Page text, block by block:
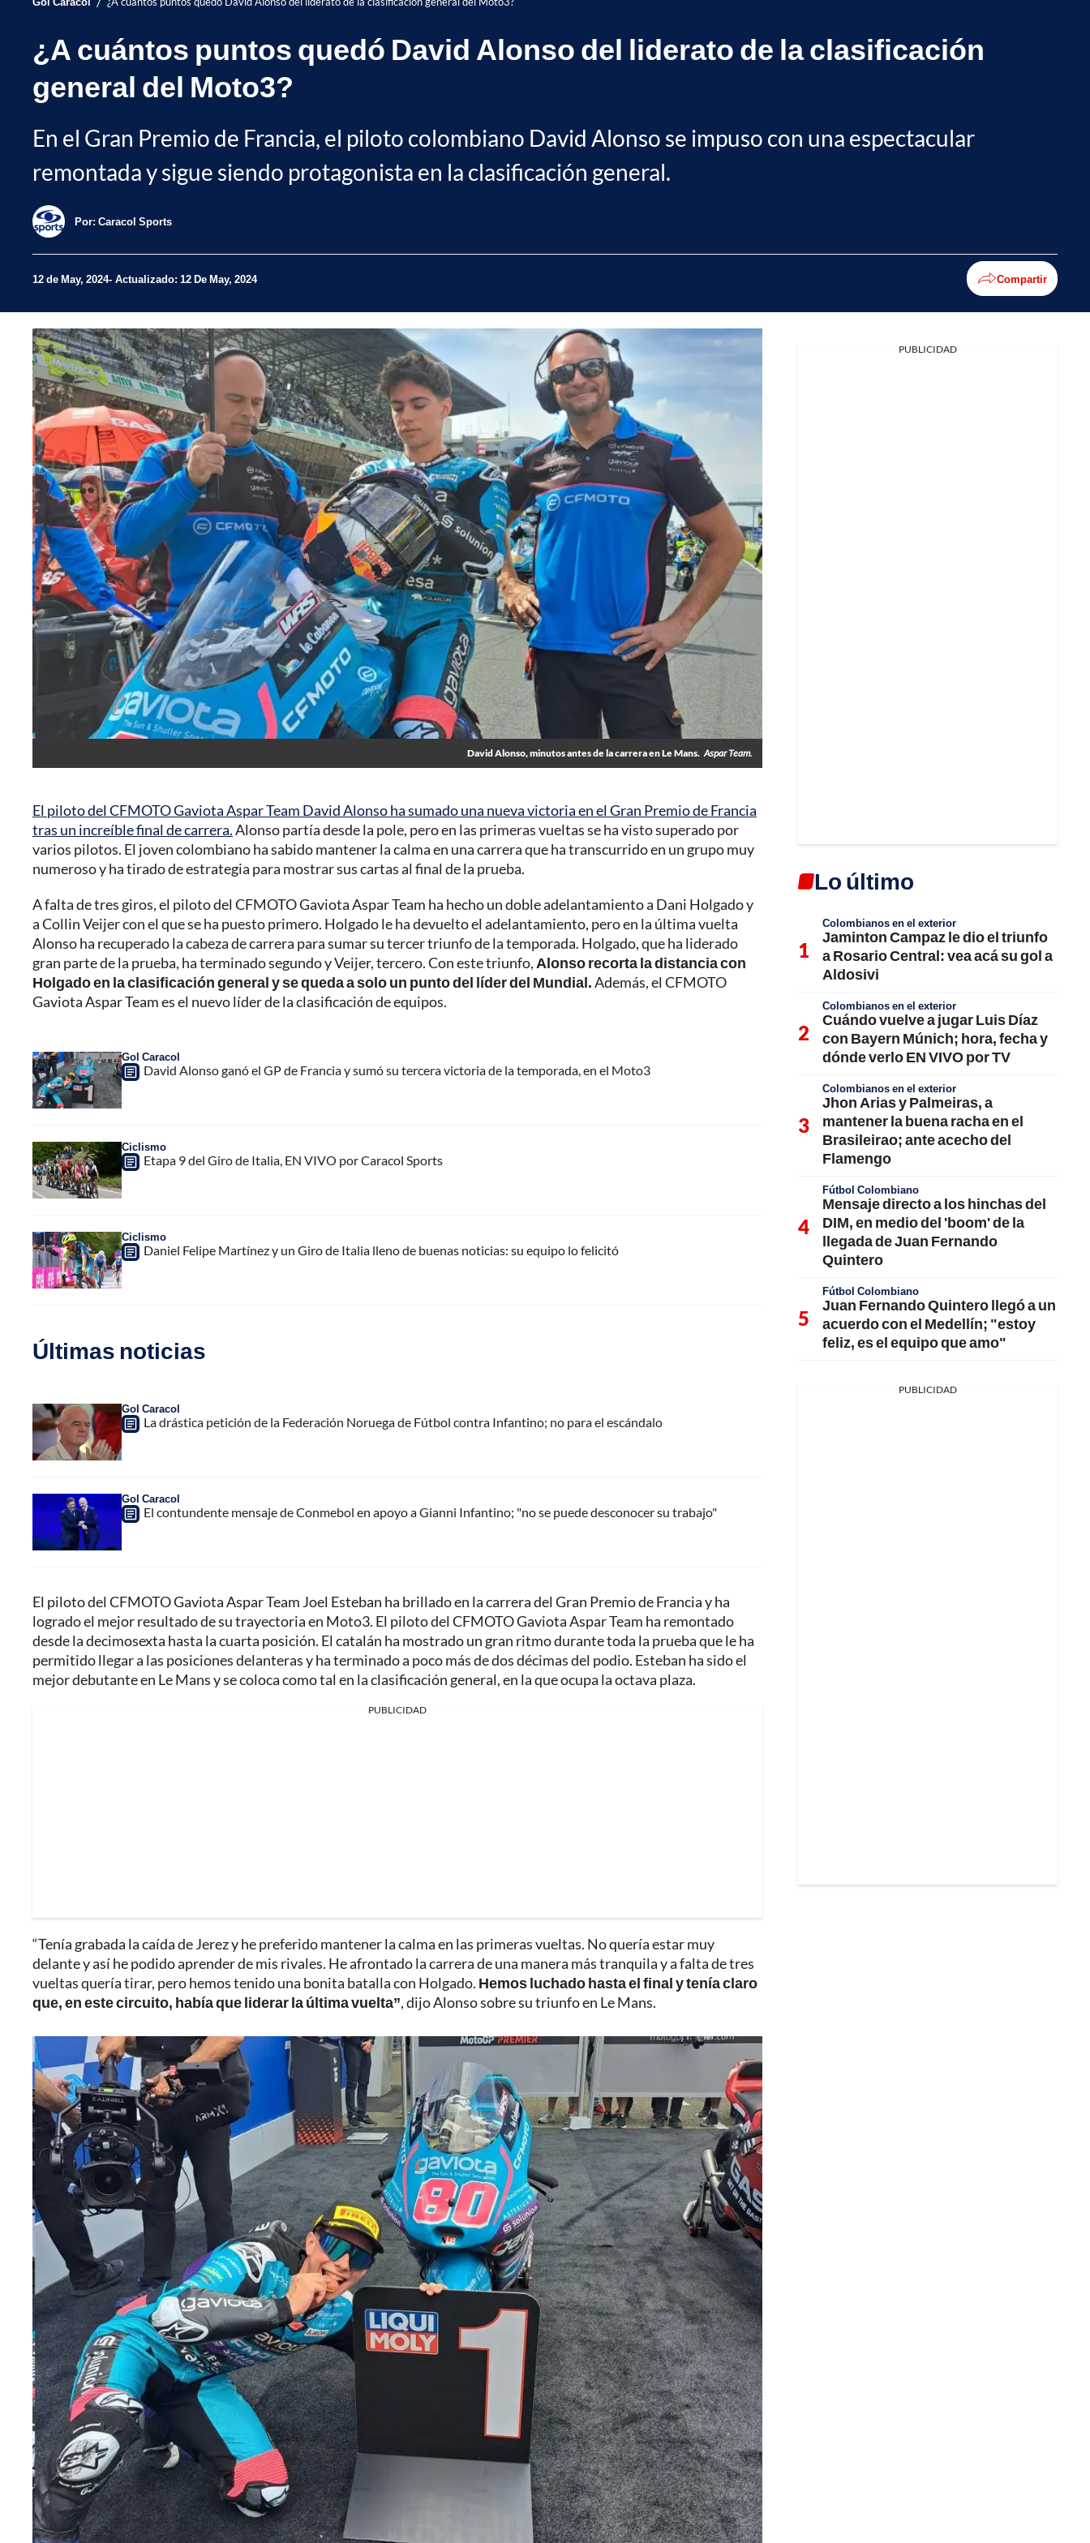
¿A cuántos puntos quedó David Alonso del liderato de la clasificación
general del Moto3?
En el Gran Premio de Francia, el piloto colombiano David Alonso se impuso con una espectacular
remontada y sigue siendo protagonista en la clasificación general.
Por: Caracol Sports
12 de May, 2024 Actualizado: 12 De May, 2024 Compartir
David Alonso, minutos antes de la carrera en Le Mans. Aspar Team.
El piloto del CFMOTO Gaviota Aspar Team David Alonso ha sumado una nueva victoria en el Gran Premio de Francia
tras un increíble final de carrera.Alonso partía desde la pole, pero en las primeras vueltas se ha visto superado por
varios pilotos. El joven colombiano ha sabido mantener la calma en una carrera que ha transcurrido en un grupo muy
numeroso y ha tirado de estrategia para mostrar sus cartas al final de la prueba.
A falta de tres giros, el piloto del CFMOTO Gaviota Aspar Team ha hecho un doble adelantamiento a Dani Holgado y
a Collin Veijer con el que se ha puesto primero. Holgado le ha devuelto el adelantamiento, pero en la última vuelta
Alonso ha recuperado la cabeza de carrera para sumar su tercer triunfo de la temporada. Holgado, que ha liderado
gran parte de la prueba, ha terminado segundo y Veijer, tercero. Con este triunfo, Alonso recorta la distancia con
Holgado en la clasificación general y se queda a solo un punto del líder del Mundial.Además, el CFMOTO
Gaviota Aspar Team es el nuevo líder de la clasificación de equipos.
Gol Caracol
David Alonso ganó el GP de Francia y sumó su tercera victoria de la temporada, en el Moto3
Ciclismo
Etapa 9 del Giro de Italia, EN VIVO por Caracol Sports
Ciclismo
Daniel Felipe Martínez y un Giro de Italia lleno de buenas noticias: su equipo lo felicitó
Últimas noticias
Gol Caracol
La drástica petición de la Federación Noruega de Fútbol contra Infantino; no para el escándalo
Gol Caracol
El contundente mensaje de Conmebol en apoyo a Gianni Infantino; "no se puede desconocer su trabajo"
El piloto del CFMOTO Gaviota Aspar Team Joel Esteban ha brillado en la carrera del Gran Premio de Francia y ha
logrado el mejor resultado de su trayectoria en Moto3. El piloto del CFMOTO Gaviota Aspar Team ha remontado
desde la decimosexta hasta la cuarta posición. El catalán ha mostrado un gran ritmo durante toda la prueba que le ha
permitido llegar a las posiciones delanteras y ha terminado a poco más de dos décimas del podio. Esteban ha sido el
mejor debutante en Le Mans y se coloca como tal en la clasificación general, en la que ocupa la octava plaza.
PUBLICIDAD
“Tenía grabada la caída de Jerez y he preferido mantener la calma en las primeras vueltas. No quería estar muy
delante y así he podido aprender de mis rivales. He afrontado la carrera de una manera más tranquila y a falta de tres
vueltas quería tirar, pero hemos tenido una bonita batalla con Holgado. Hemos luchado hasta el final y tenía claro
que, en este circuito, había que liderar la última vuelta”, dijo Alonso sobre su triunfo en Le Mans.
PUBLICIDAD
Lo último
Colombianos en el exterior
Jaminton Campaz le dio el triunfo
a Rosario Central: vea acá su gol a
Aldosivi
Colombianos en el exterior
Cuándo vuelve a jugar Luis Díaz
con Bayern Múnich; hora, fecha y
dónde verlo EN VIVO por TV
Colombianos en el exterior
Jhon Arias y Palmeiras, a
mantener la buena racha en el
Brasileirao; ante acecho del
Flamengo
Fútbol Colombiano
Mensaje directo a los hinchas del
DIM, en medio del 'boom' de la
llegada de Juan Fernando
Quintero
Fútbol Colombiano
Juan Fernando Quintero llegó a un
acuerdo con el Medellín; "estoy
feliz, es el equipo que amo"
PUBLICIDAD